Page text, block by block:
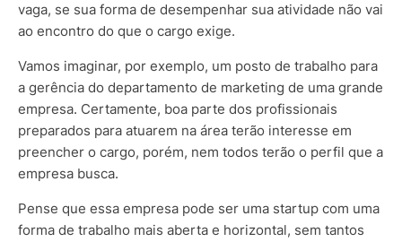
vaga, se sua forma de desempenhar sua atividade não vai
ao encontro do que o cargo exige.
Vamos imaginar, por exemplo, um posto de trabalho para
a gerência do departamento de marketing de uma grande
empresa. Certamente, boa parte dos profissionais
preparados para atuarem na área terão interesse em
preencher o cargo, porém, nem todos terão o perfil que a
empresa busca.
Pense que essa empresa pode ser uma startup com uma
forma de trabalho mais aberta e horizontal, sem tantos